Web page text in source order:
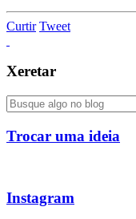
Curtir Tweet
Xeretar
Trocar uma ideia
Instagram